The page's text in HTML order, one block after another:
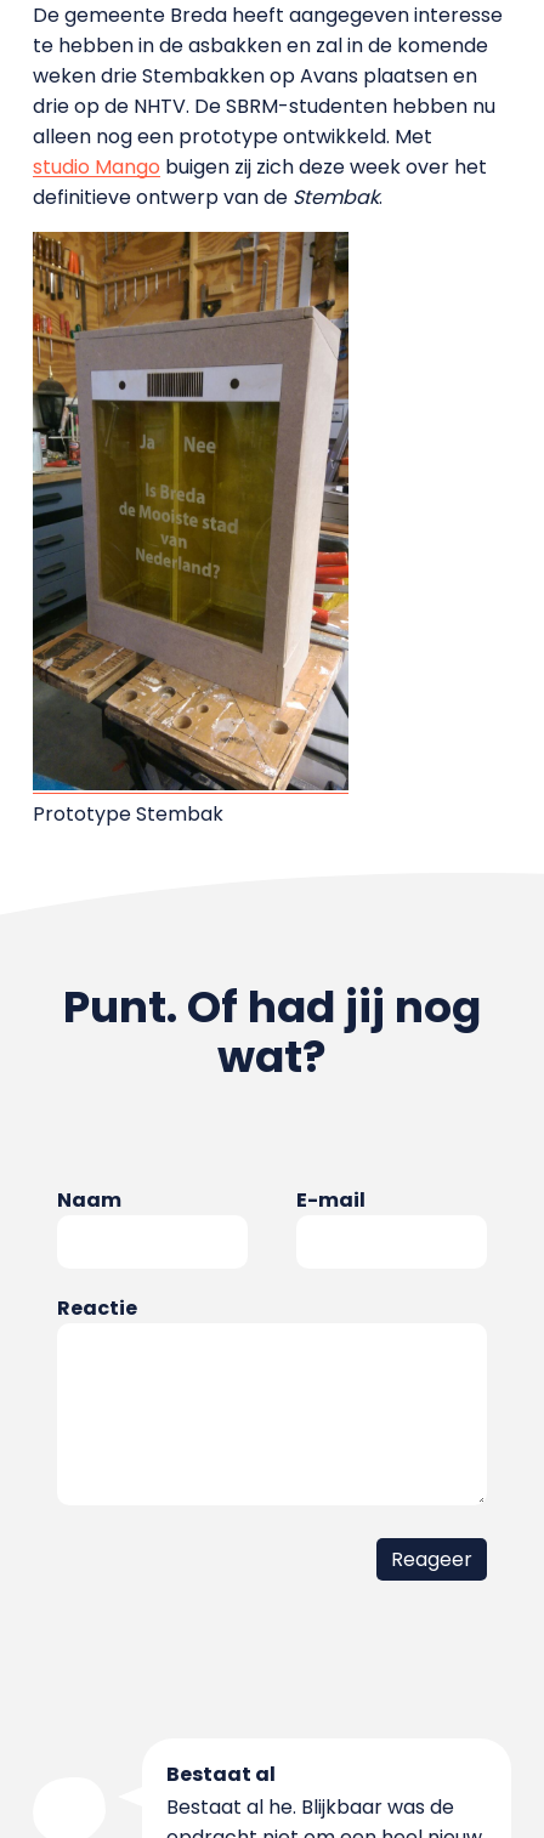
De gemeente Breda heeft aangegeven interesse
te hebben in de asbakken en zal in de komende
weken drie Stembakken op Avans plaatsen en
drie op de NHTV. De SBRM-studenten hebben nu
alleen nog een prototype ontwikkeld. Met
studio Mango buigen zij zich deze week over het
definitieve ontwerp van de Stembak.
Prototype Stembak
Punt. Of had jij nog
wat?
Naam E-mail
Reactie
Bestaat al
Bestaat al he. Blijkbaar was de